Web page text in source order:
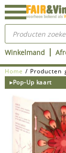
Ga
naar
inhoud
Producten
zoeken
Winkelmand
Home / Producten
▸Pop-Up kaart